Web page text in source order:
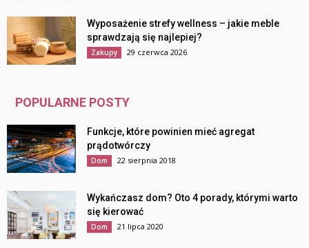
Wyposażenie strefy wellness – jakie meble
sprawdzają się najlepiej?
Zakupy 29 czerwca 2026
POPULARNE POSTY
Funkcje, które powinien mieć agregat
prądotwórczy
Dom 22 sierpnia 2018
Wykańczasz dom? Oto 4 porady, którymi warto
się kierować
Dom 21 lipca 2020